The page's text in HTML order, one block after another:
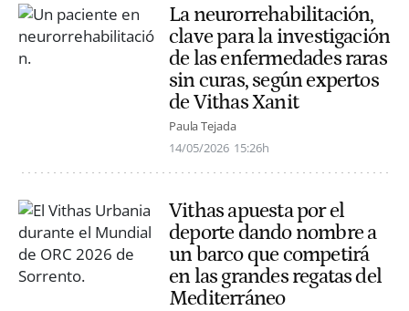
La neurorrehabilitación,
clave para la investigación
de las enfermedades raras
sin curas, según expertos
de Vithas Xanit
Paula Tejada
14/05/2026 15:26h
Vithas apuesta por el
deporte dando nombre a
un barco que competirá
en las grandes regatas del
Mediterráneo